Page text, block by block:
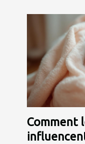
Comment